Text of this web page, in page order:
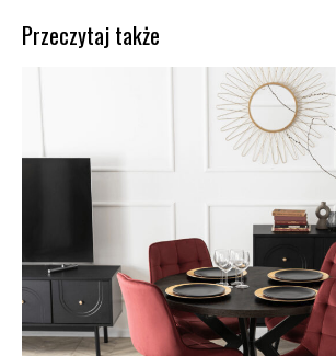
Przeczytaj także